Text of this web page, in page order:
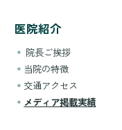
医院紹介
院長ご挨拶
当院の特徴
交通アクセス
メディア掲載実績